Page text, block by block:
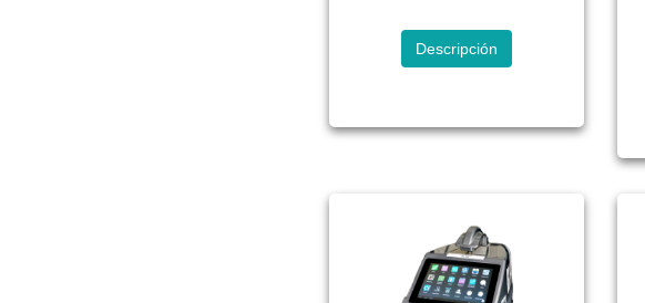
Descripción